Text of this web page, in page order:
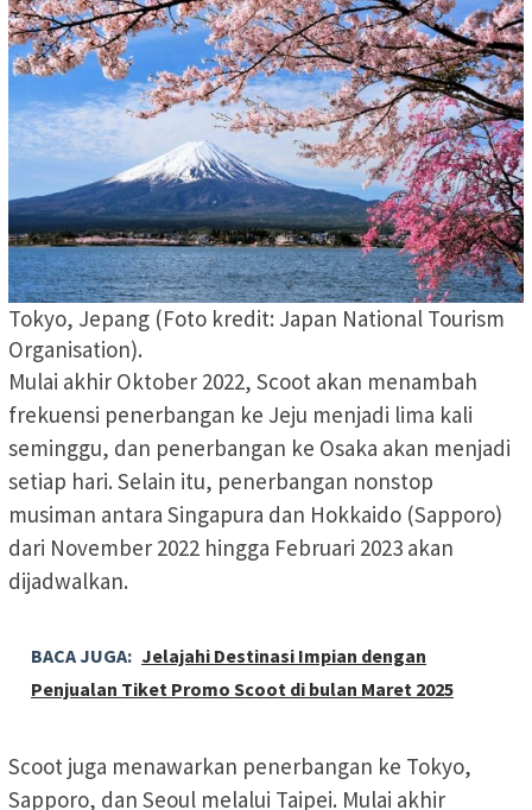
Tokyo, Jepang (Foto kredit: Japan National Tourism
Organisation).
Mulai akhir Oktober 2022, Scoot akan menambah
frekuensi penerbangan ke Jeju menjadi lima kali
seminggu, dan penerbangan ke Osaka akan menjadi
setiap hari. Selain itu, penerbangan nonstop
musiman antara Singapura dan Hokkaido (Sapporo)
dari November 2022 hingga Februari 2023 akan
dijadwalkan.
BACA JUGA: Jelajahi Destinasi Impian dengan
Penjualan Tiket Promo Scoot di bulan Maret 2025
Scoot juga menawarkan penerbangan ke Tokyo,
Sapporo, dan Seoul melalui Taipei. Mulai akhir